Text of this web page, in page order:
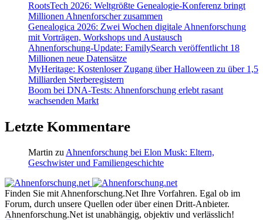
RootsTech 2026: Weltgrößte Genealogie-Konferenz bringt
Millionen Ahnenforscher zusammen
Genealogica 2026: Zwei Wochen digitale Ahnenforschung
mit Vorträgen, Workshops und Austausch
Ahnenforschung-Update: FamilySearch veröffentlicht 18
Millionen neue Datensätze
MyHeritage: Kostenloser Zugang über Halloween zu über 1,5
Milliarden Sterberegistern
Boom bei DNA-Tests: Ahnenforschung erlebt rasant
wachsenden Markt
Letzte Kommentare
Martin zu Ahnenforschung bei Elon Musk: Eltern,
Geschwister und Familiengeschichte
Finden Sie mit Ahnenforschung.Net Ihre Vorfahren. Egal ob im
Forum, durch unsere Quellen oder über einen Dritt-Anbieter.
Ahnenforschung.Net ist unabhängig, objektiv und verlässlich!